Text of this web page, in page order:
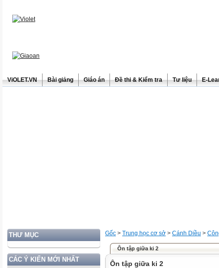
ViOLET.VN Bài giảng Giáo án Đề thi & Kiểm tra Tư liệu E-
THƯ MỤC
CÁC Ý KIẾN MỚI NHẤT
Gốc > Trung học cơ sở > Cánh Diều >
Ôn tập giữa ki 2
Ôn tập giữa ki 2